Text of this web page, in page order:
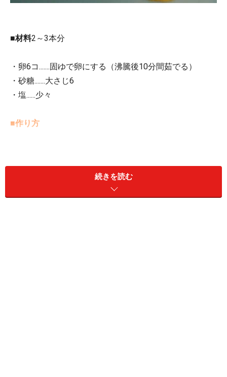
■材料2～3本分
・卵6コ.......固ゆで卵にする（沸騰後10分間茹でる）
・砂糖.......大さじ6
・塩......少々
■作り方
白身を布巾に包んで軽く水を絞る。
続きを読む